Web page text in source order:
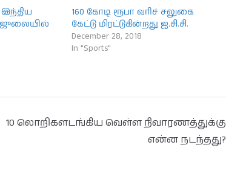
ஜுலையில்
160 கோடி ரூபா வரிச் சலுகை
கேட்டு மிரட்டுகின்றது ஐ.சி.சி.
December 28, 2018
In "Sports"
10 லொறிகளடங்கிய வெள்ள நிவாரணத்துக்கு
என்ன நடந்தது?